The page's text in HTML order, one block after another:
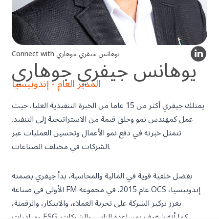
Connect with يوهانس جيفري جوهاري
يوهانس جيفري جوهاري
المدير العام - إندونيسيا
يمتلك جيفري أكثر من 15 عاما من الخبرة التنفيذية العليا، حيث
عمل كمهندس نمو وخلق قيمة من الاستراتيجية إلى التنفيذ.
تتمثل خبرته في دفع نمو الأعمال وتحسين العمليات عبر
الشركات في مختلف الصناعات.
بفضل خلفية قوية في المالية والمحاسبة، بدأ جيفري بصمته
الأولى في صناعة FM عام 2015. في مجموعة OCS إندونيسيا،
يعزز تركيز الشركة على تجربة العملاء، والابتكار، والرقمنة،
ومبادرات ESG. كما أنه شغوف بمساعدة الناس والشركات